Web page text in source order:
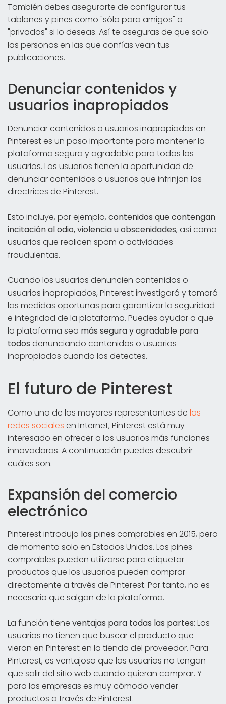
También debes asegurarte de configurar tus
tablones y pines como "sólo para amigos" o
"privados" si lo deseas. Así te aseguras de que solo
las personas en las que confías vean tus
publicaciones.
Denunciar contenidos y
usuarios inapropiados
Denunciar contenidos o usuarios inapropiados en
Pinterest es un paso importante para mantener la
plataforma segura y agradable para todos los
usuarios. Los usuarios tienen la oportunidad de
denunciar contenidos o usuarios que infrinjan las
directrices de Pinterest.
Esto incluye, por ejemplo, contenidos que contengan
incitación al odio, violencia u obscenidades, así como
usuarios que realicen spam o actividades
fraudulentas.
Cuando los usuarios denuncien contenidos o
usuarios inapropiados, Pinterest investigará y tomará
las medidas oportunas para garantizar la seguridad
e integridad de la plataforma. Puedes ayudar a que
la plataforma sea más segura y agradable para
todos denunciando contenidos o usuarios
inapropiados cuando los detectes.
El futuro de Pinterest
Como uno de los mayores representantes de las
redes sociales en Internet, Pinterest está muy
interesado en ofrecer a los usuarios más funciones
innovadoras. A continuación puedes descubrir
cuáles son.
Expansión del comercio
electrónico
Pinterest introdujo los pines comprables en 2015, pero
de momento solo en Estados Unidos. Los pines
comprables pueden utilizarse para etiquetar
productos que los usuarios pueden comprar
directamente a través de Pinterest. Por tanto, no es
necesario que salgan de la plataforma.
La función tiene ventajas para todas las partes: Los
usuarios no tienen que buscar el producto que
vieron en Pinterest en la tienda del proveedor. Para
Pinterest, es ventajoso que los usuarios no tengan
que salir del sitio web cuando quieran comprar. Y
para las empresas es muy cómodo vender
productos a través de Pinterest.